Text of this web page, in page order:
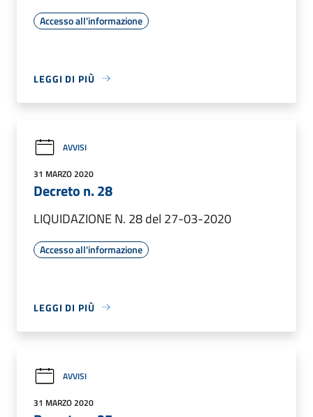
Accesso all'informazione
LEGGI DI PIÙ
AVVISI
31 MARZO 2020
Decreto n. 28
LIQUIDAZIONE N. 28 del 27-03-2020
Accesso all'informazione
LEGGI DI PIÙ
AVVISI
31 MARZO 2020